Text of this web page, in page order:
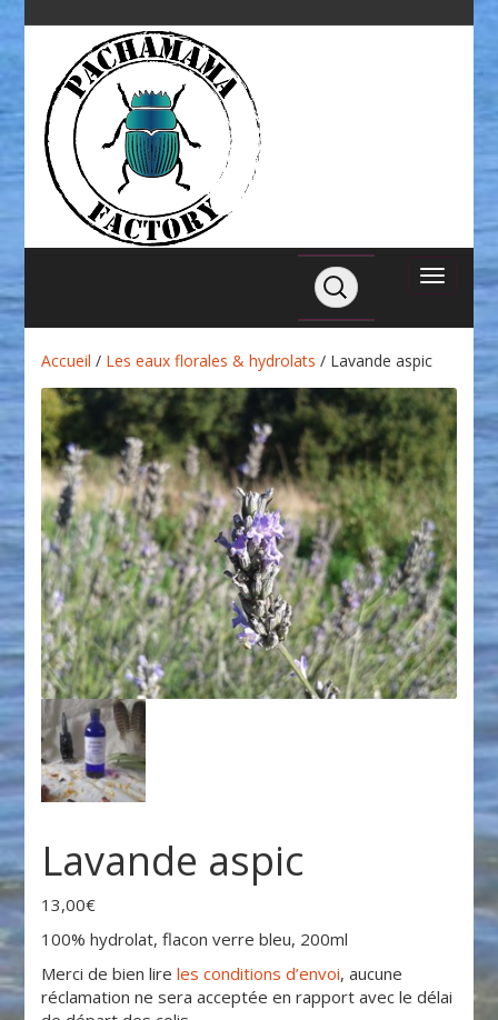
Accueil / Les eaux florales & hydrolats / Lavande aspic
Lavande aspic
13,00€
100% hydrolat, flacon verre bleu, 200ml
Merci de bien lireles conditions d’envoi, aucune
réclamation ne sera acceptée en rapport avec le délai